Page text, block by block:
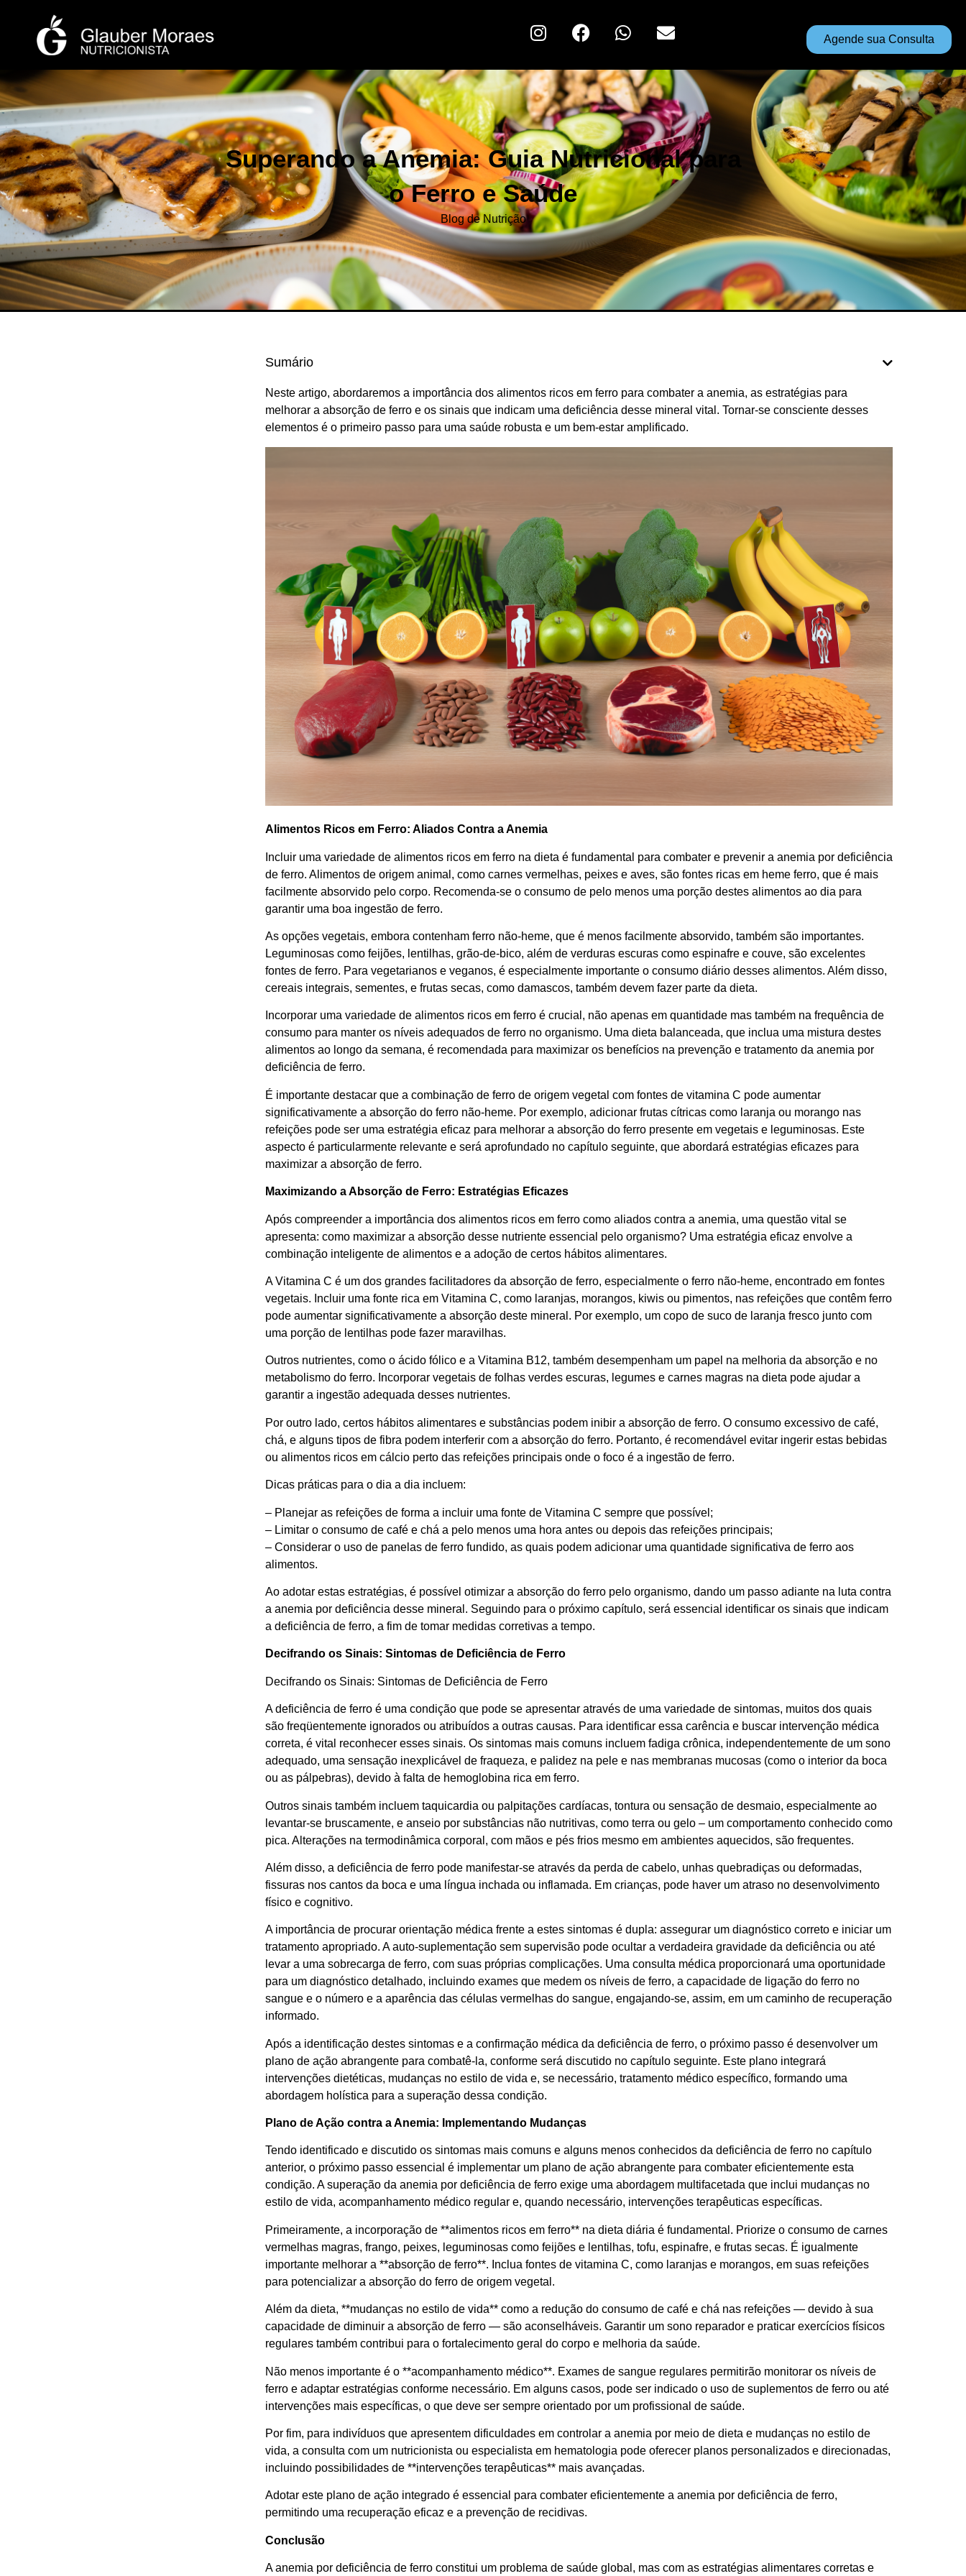
Agende sua Consulta
Superando a Anemia: Guia Nutricional para
o Ferro e Saúde
Blog de Nutrição
Sumário
Neste artigo, abordaremos a importância dos alimentos ricos em ferro para combater a anemia, as estratégias para
melhorar a absorção de ferro e os sinais que indicam uma deficiência desse mineral vital. Tornar-se consciente desses
elementos é o primeiro passo para uma saúde robusta e um bem-estar amplificado.
Alimentos Ricos em Ferro: Aliados Contra a Anemia
Incluir uma variedade de alimentos ricos em ferro na dieta é fundamental para combater e prevenir a anemia por deficiência
de ferro. Alimentos de origem animal, como carnes vermelhas, peixes e aves, são fontes ricas em heme ferro, que é mais
facilmente absorvido pelo corpo. Recomenda-se o consumo de pelo menos uma porção destes alimentos ao dia para
garantir uma boa ingestão de ferro.
As opções vegetais, embora contenham ferro não-heme, que é menos facilmente absorvido, também são importantes.
Leguminosas como feijões, lentilhas, grão-de-bico, além de verduras escuras como espinafre e couve, são excelentes
fontes de ferro. Para vegetarianos e veganos, é especialmente importante o consumo diário desses alimentos. Além disso,
cereais integrais, sementes, e frutas secas, como damascos, também devem fazer parte da dieta.
Incorporar uma variedade de alimentos ricos em ferro é crucial, não apenas em quantidade mas também na frequência de
consumo para manter os níveis adequados de ferro no organismo. Uma dieta balanceada, que inclua uma mistura destes
alimentos ao longo da semana, é recomendada para maximizar os benefícios na prevenção e tratamento da anemia por
deficiência de ferro.
É importante destacar que a combinação de ferro de origem vegetal com fontes de vitamina C pode aumentar
significativamente a absorção do ferro não-heme. Por exemplo, adicionar frutas cítricas como laranja ou morango nas
refeições pode ser uma estratégia eficaz para melhorar a absorção do ferro presente em vegetais e leguminosas. Este
aspecto é particularmente relevante e será aprofundado no capítulo seguinte, que abordará estratégias eficazes para
maximizar a absorção de ferro.
Maximizando a Absorção de Ferro: Estratégias Eficazes
Após compreender a importância dos alimentos ricos em ferro como aliados contra a anemia, uma questão vital se
apresenta: como maximizar a absorção desse nutriente essencial pelo organismo? Uma estratégia eficaz envolve a
combinação inteligente de alimentos e a adoção de certos hábitos alimentares.
A Vitamina C é um dos grandes facilitadores da absorção de ferro, especialmente o ferro não-heme, encontrado em fontes
vegetais. Incluir uma fonte rica em Vitamina C, como laranjas, morangos, kiwis ou pimentos, nas refeições que contêm ferro
pode aumentar significativamente a absorção deste mineral. Por exemplo, um copo de suco de laranja fresco junto com
uma porção de lentilhas pode fazer maravilhas.
Outros nutrientes, como o ácido fólico e a Vitamina B12, também desempenham um papel na melhoria da absorção e no
metabolismo do ferro. Incorporar vegetais de folhas verdes escuras, legumes e carnes magras na dieta pode ajudar a
garantir a ingestão adequada desses nutrientes.
Por outro lado, certos hábitos alimentares e substâncias podem inibir a absorção de ferro. O consumo excessivo de café,
chá, e alguns tipos de fibra podem interferir com a absorção do ferro. Portanto, é recomendável evitar ingerir estas bebidas
ou alimentos ricos em cálcio perto das refeições principais onde o foco é a ingestão de ferro.
Dicas práticas para o dia a dia incluem:
– Planejar as refeições de forma a incluir uma fonte de Vitamina C sempre que possível;
– Limitar o consumo de café e chá a pelo menos uma hora antes ou depois das refeições principais;
– Considerar o uso de panelas de ferro fundido, as quais podem adicionar uma quantidade significativa de ferro aos
alimentos.
Ao adotar estas estratégias, é possível otimizar a absorção do ferro pelo organismo, dando um passo adiante na luta contra
a anemia por deficiência desse mineral. Seguindo para o próximo capítulo, será essencial identificar os sinais que indicam
a deficiência de ferro, a fim de tomar medidas corretivas a tempo.
Decifrando os Sinais: Sintomas de Deficiência de Ferro
Decifrando os Sinais: Sintomas de Deficiência de Ferro
A deficiência de ferro é uma condição que pode se apresentar através de uma variedade de sintomas, muitos dos quais
são freqüentemente ignorados ou atribuídos a outras causas. Para identificar essa carência e buscar intervenção médica
correta, é vital reconhecer esses sinais. Os sintomas mais comuns incluem fadiga crônica, independentemente de um sono
adequado, uma sensação inexplicável de fraqueza, e palidez na pele e nas membranas mucosas (como o interior da boca
ou as pálpebras), devido à falta de hemoglobina rica em ferro.
Outros sinais também incluem taquicardia ou palpitações cardíacas, tontura ou sensação de desmaio, especialmente ao
levantar-se bruscamente, e anseio por substâncias não nutritivas, como terra ou gelo – um comportamento conhecido como
pica. Alterações na termodinâmica corporal, com mãos e pés frios mesmo em ambientes aquecidos, são frequentes.
Além disso, a deficiência de ferro pode manifestar-se através da perda de cabelo, unhas quebradiças ou deformadas,
fissuras nos cantos da boca e uma língua inchada ou inflamada. Em crianças, pode haver um atraso no desenvolvimento
físico e cognitivo.
A importância de procurar orientação médica frente a estes sintomas é dupla: assegurar um diagnóstico correto e iniciar um
tratamento apropriado. A auto-suplementação sem supervisão pode ocultar a verdadeira gravidade da deficiência ou até
levar a uma sobrecarga de ferro, com suas próprias complicações. Uma consulta médica proporcionará uma oportunidade
para um diagnóstico detalhado, incluindo exames que medem os níveis de ferro, a capacidade de ligação do ferro no
sangue e o número e a aparência das células vermelhas do sangue, engajando-se, assim, em um caminho de recuperação
informado.
Após a identificação destes sintomas e a confirmação médica da deficiência de ferro, o próximo passo é desenvolver um
plano de ação abrangente para combatê-la, conforme será discutido no capítulo seguinte. Este plano integrará
intervenções dietéticas, mudanças no estilo de vida e, se necessário, tratamento médico específico, formando uma
abordagem holística para a superação dessa condição.
Plano de Ação contra a Anemia: Implementando Mudanças
Tendo identificado e discutido os sintomas mais comuns e alguns menos conhecidos da deficiência de ferro no capítulo
anterior, o próximo passo essencial é implementar um plano de ação abrangente para combater eficientemente esta
condição. A superação da anemia por deficiência de ferro exige uma abordagem multifacetada que inclui mudanças no
estilo de vida, acompanhamento médico regular e, quando necessário, intervenções terapêuticas específicas.
Primeiramente, a incorporação de **alimentos ricos em ferro** na dieta diária é fundamental. Priorize o consumo de carnes
vermelhas magras, frango, peixes, leguminosas como feijões e lentilhas, tofu, espinafre, e frutas secas. É igualmente
importante melhorar a **absorção de ferro**. Inclua fontes de vitamina C, como laranjas e morangos, em suas refeições
para potencializar a absorção do ferro de origem vegetal.
Além da dieta, **mudanças no estilo de vida** como a redução do consumo de café e chá nas refeições — devido à sua
capacidade de diminuir a absorção de ferro — são aconselháveis. Garantir um sono reparador e praticar exercícios físicos
regulares também contribui para o fortalecimento geral do corpo e melhoria da saúde.
Não menos importante é o **acompanhamento médico**. Exames de sangue regulares permitirão monitorar os níveis de
ferro e adaptar estratégias conforme necessário. Em alguns casos, pode ser indicado o uso de suplementos de ferro ou até
intervenções mais específicas, o que deve ser sempre orientado por um profissional de saúde.
Por fim, para indivíduos que apresentem dificuldades em controlar a anemia por meio de dieta e mudanças no estilo de
vida, a consulta com um nutricionista ou especialista em hematologia pode oferecer planos personalizados e direcionadas,
incluindo possibilidades de **intervenções terapêuticas** mais avançadas.
Adotar este plano de ação integrado é essencial para combater eficientemente a anemia por deficiência de ferro,
permitindo uma recuperação eficaz e a prevenção de recidivas.
Conclusão
A anemia por deficiência de ferro constitui um problema de saúde global, mas com as estratégias alimentares corretas e